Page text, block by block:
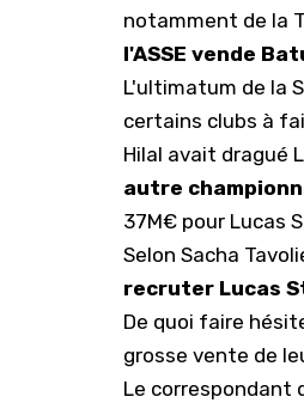
notamment de la
l'ASSE vende
L'ultimatum de la
certains clubs à
Hilal avait dragué
autre
37M€ pour Lucas
Selon Sacha
recruter Lucas
De quoi faire
grosse vente de
Le correspondant